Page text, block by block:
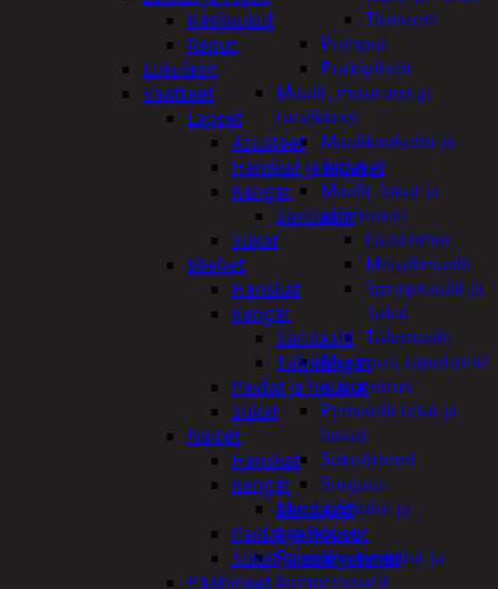
Tiivisteet
Pumput
Putkipihdit
Maalit, muuraus ja
tarvikkeet
Maalikaukalot ja -
astiat
Maalit, lakat ja
ohentimet
Liuottimet
Metallimaalit
Spraymaalit ja
-lakat
Talomaalit
Muuraus, tapetointi
ja laatoitus
Pensselit telat ja
lastat
Sekoittimet
Suojaus
Muut työkalut ja
tarvikkeet
Paineilmatyökalut ja
kompressorit
Käsilaukut
Reput
Lukulasit
Vaatteet
Lapset
Asusteet
Hanskat ja lapaset
Kengät
Sandaalit
Sukat
Miehet
Hanskat
Kengät
Sandaalit
Talvikengät
Paidat ja housut
Sukat
Naiset
Hanskat
Kengät
Sandaalit
Paidat ja housut
Sukat ja säärystimet
Päähineet